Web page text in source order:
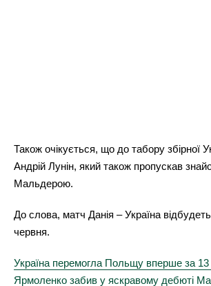
Також очікується, що до табору збірної
Андрій Лунін, який також пропускав
Мальдерою.
До слова, матч Данія – Україна
червня.
Україна перемогла Польщу вперше за 13
Ярмоленко забив у яскравому дебюті